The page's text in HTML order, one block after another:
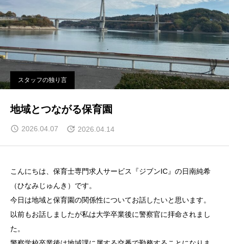
スタッフの独り言
地域とつながる保育園
2026.04.07 2026.04.14
こんにちは、保育士専門求人サービス『ジブンIC』の日南純希
（ひなみじゅんき）です。
今日は地域と保育園の関係性についてお話したいと思います。
以前もお話しましたが私は大学卒業後に警察官に拝命されまし
た。